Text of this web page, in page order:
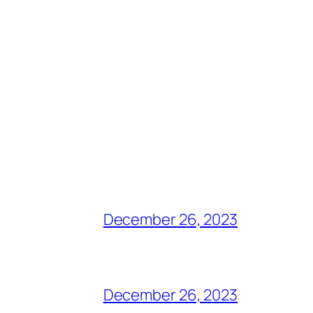
December 26, 2023
December 26, 2023